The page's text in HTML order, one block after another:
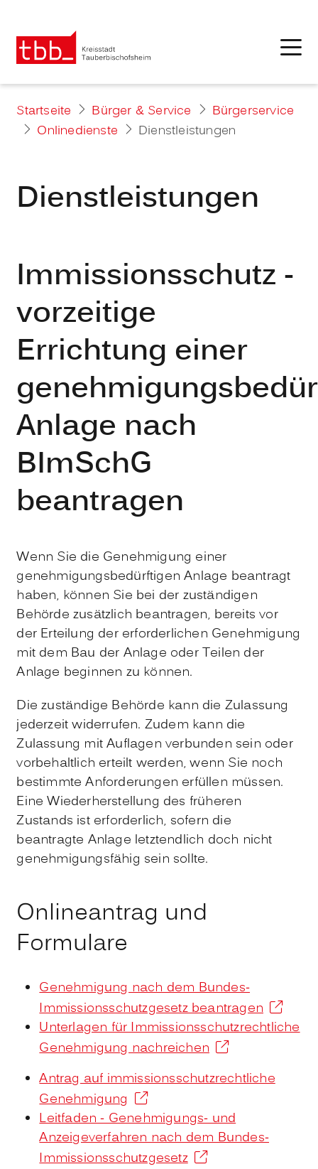
Startseite Bürger & Service
Bürgerservice
Onlinedienste
Dienstleistungen
Dienstleistungen
Immissionsschutz -
vorzeitige
Errichtung einer
Anlage nach
BImSchG
beantragen
Wenn Sie die Genehmigung einer
genehmigungsbedürftigen Anlage beantragt
haben, können Sie bei der zuständigen
Behörde zusätzlich beantragen, bereits vor
der Erteilung der erforderlichen Genehmigung
mit dem Bau der Anlage oder Teilen der
Anlage beginnen zu können.
Die zuständige Behörde kann die Zulassung
jederzeit widerrufen. Zudem kann die
Zulassung mit Auflagen verbunden sein oder
vorbehaltlich erteilt werden, wenn Sie noch
bestimmte Anforderungen erfüllen müssen.
Eine Wiederherstellung des früheren
Zustands ist erforderlich, sofern die
beantragte Anlage letztendlich doch nicht
genehmigungsfähig sein sollte.
Onlineantrag und
Formulare
Genehmigung nach dem Bundes-
Immissionsschutzgesetz beantragen
Unterlagen für Immissionsschutzrechtliche
Genehmigung nachreichen
Antrag auf immissionsschutzrechtliche
Genehmigung
Leitfaden - Genehmigungs- und
Anzeigeverfahren nach dem Bundes-
Immissionsschutzgesetz